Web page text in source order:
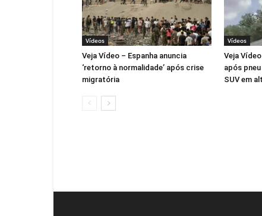
Vídeos
Veja Vídeo – Espanha anuncia
‘retorno à normalidade’ após crise
migratória
Vídeos
Veja
após
SUV em